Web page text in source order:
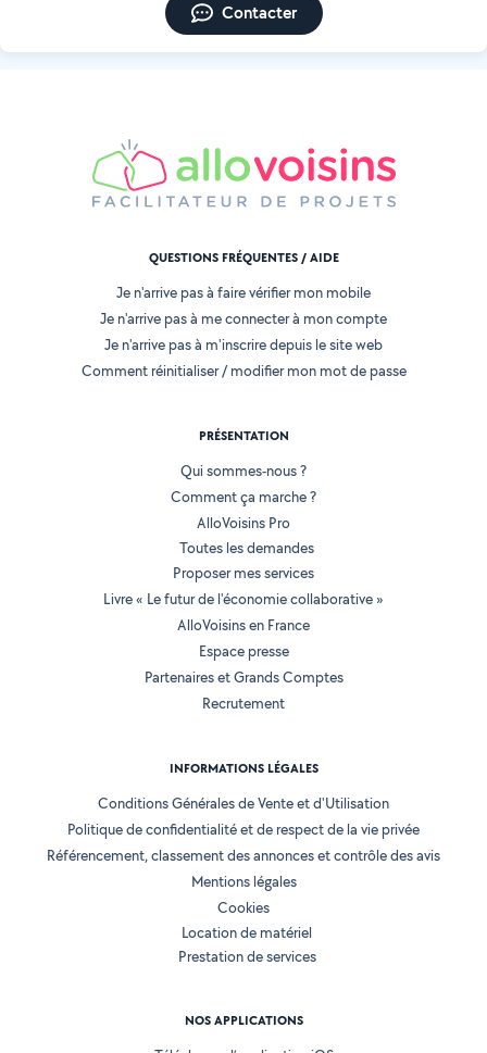
Contacter
QUESTIONS FRÉQUENTES / AIDE
Je n'arrive pas à faire vérifier mon mobile
Je n'arrive pas à me connecter à mon compte
Je n'arrive pas à m'inscrire depuis le site web
Comment réinitialiser / modifier mon mot de passe
PRÉSENTATION
Qui sommes-nous ?
Comment ça marche ?
AlloVoisins Pro
Toutes les demandes
Proposer mes services
Livre « Le futur de l'économie collaborative »
AlloVoisins en France
Espace presse
Partenaires et Grands Comptes
Recrutement
INFORMATIONS LÉGALES
Conditions Générales de Vente et d'Utilisation
Politique de confidentialité et de respect de la vie privée
Référencement, classement des annonces et contrôle des avis
Mentions légales
Cookies
Location de matériel
Prestation de services
NOS APPLICATIONS